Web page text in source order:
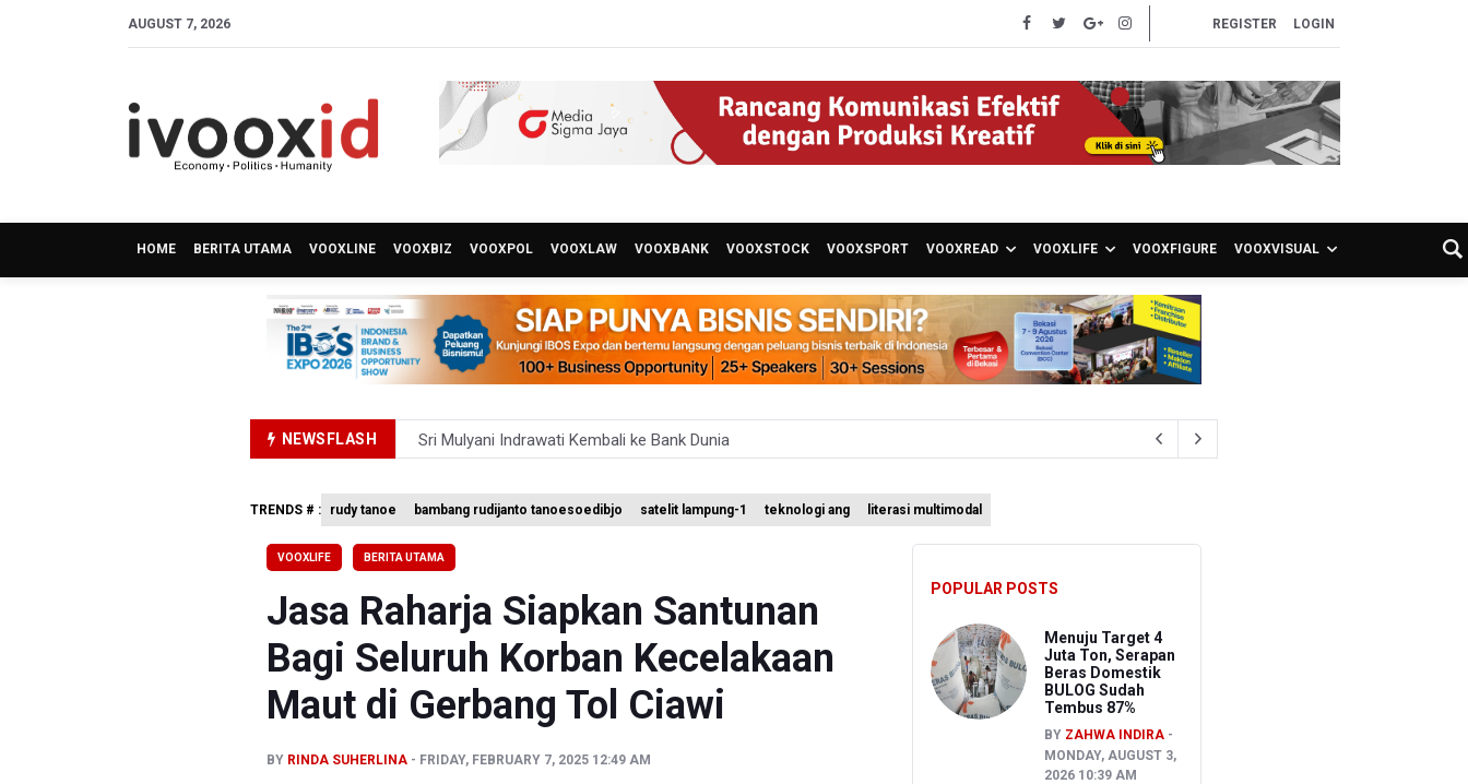
AUGUST 7, 2026 REGISTER LOGIN
HOME BERITA UTAMA VOOXLINE VOOXBIZ VOOXPOL VOOXLAW VOOXBANK VOOXSTOCK VOOXSPORT VOOXREAD VOOXLIFE VOOXFIGURE VOOXVISUAL
NEWSFLASH
Persebaya Juara Piala Presiden 2026, Menang Adu Pinalti Lawan Persib Bandung
BRIN Sebut Teknologi ANG Berpotensi Hemat Subsidi LPG hingga Rp26 triliun
Kuasa Hukum Klaim 995 Airsoft Gun di Sekolah Swasta Jaksel Berizin, Bantah Kepemilikan Senjata Api dan Narkoba
Menperin Sebut Insentif Kendaraan Listrik untuk Produk Bernilai Tambah Tinggi
TRENDS # : rudy tanoe bambang rudijanto tanoesoedibjo satelit lampung-1 teknologi ang literasi multimodal
VOOXLIFE BERITA UTAMA
Jasa Raharja Siapkan Santunan
Bagi Seluruh Korban Kecelakaan
Maut di Gerbang Tol Ciawi
BY RINDA SUHERLINA FRIDAY, FEBRUARY 7, 2025 12:49 AM
POPULAR POSTS
Menuju Target 4
Juta Ton, Serapan
Beras Domestik
BULOG Sudah
Tembus 87%
BY ZAHWA INDIRA
MONDAY, AUGUST 3,
2026 10:39 AM